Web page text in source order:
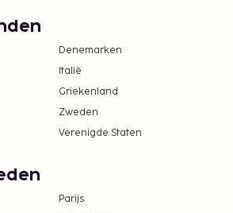
Denemarken
Italië
Griekenland
Zweden
Verenigde Staten
Parijs